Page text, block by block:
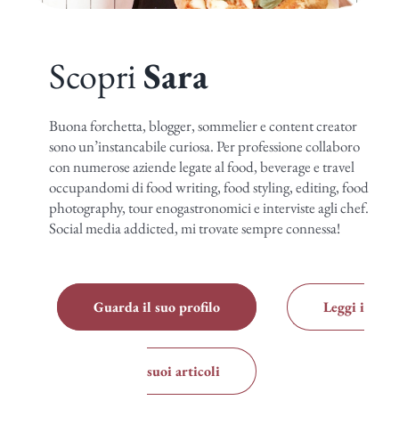
ScopriSara
Buona forchetta, blogger, sommelier e content creator
sono un’instancabile curiosa. Per professione collaboro
con numerose aziende legate al food, beverage e travel
occupandomi di food writing, food styling, editing, food
photography, tour enogastronomici e interviste agli chef.
Social media addicted, mi trovate sempre connessa!
Guarda il suo profilo Leggi i
suoi articoli